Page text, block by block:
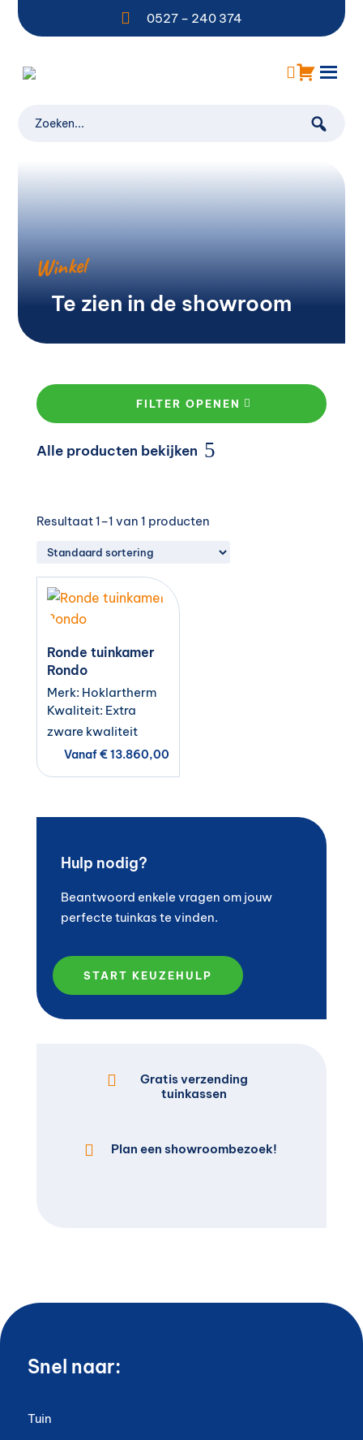
 0527 – 240 374
Winkel
Te zien in de showroom
FILTER OPENEN
Alle producten bekijken
Resultaat 1–1 van 1 producten
Ronde tuinkamer
Rondo
Merk: Hoklartherm
Kwaliteit: Extra
zware kwaliteit
Vanaf€13.860,00
Hulp nodig?
Beantwoord enkele vragen om jouw
perfecte tuinkas te vinden.
START KEUZEHULP

Gratis verzending
tuinkassen
 Plan een showroombezoek!
Snel naar:
Tuin